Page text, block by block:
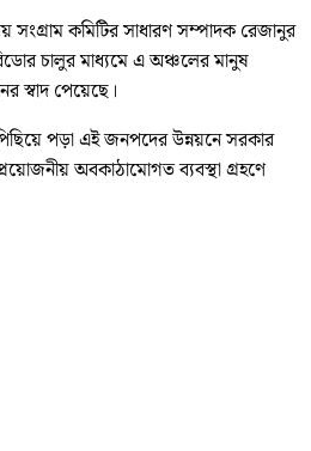
সংগ্রাম কমিটির সাধারণ সম্পাদক রেজানুর
চালুর মাধ্যমে এ অঞ্চলের মানুষ
স্বাদ পেয়েছে।
পড়া এই জনপদের উন্নয়নে সরকার
অবকাঠামোগত ব্যবস্থা গ্রহণে